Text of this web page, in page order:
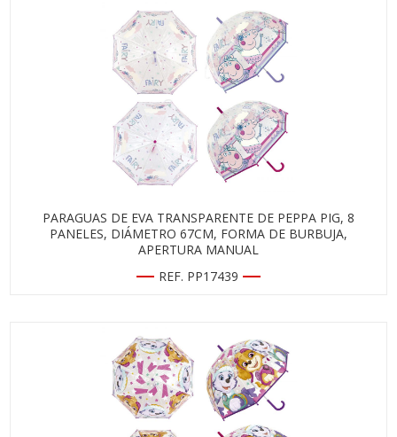
PARAGUAS DE EVA TRANSPARENTE DE PEPPA PIG, 8
PANELES, DIÁMETRO 67CM, FORMA DE BURBUJA,
APERTURA MANUAL
REF. PP17439